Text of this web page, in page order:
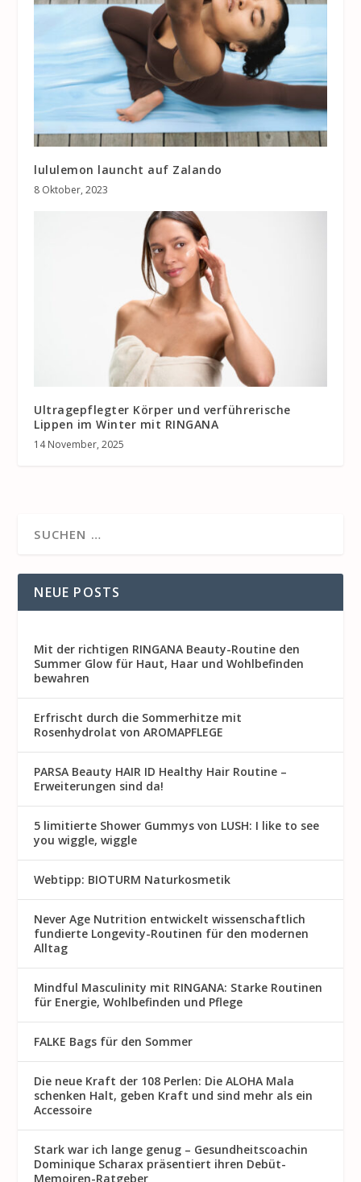
lululemon launcht auf Zalando
8 Oktober, 2023
Ultragepflegter Körper und verführerische
Lippen im Winter mit RINGANA
14 November, 2025
NEUE POSTS
Mit der richtigen RINGANA Beauty-Routine den
Summer Glow für Haut, Haar und Wohlbefinden
bewahren
Erfrischt durch die Sommerhitze mit
Rosenhydrolat von AROMAPFLEGE
PARSA Beauty HAIR ID Healthy Hair Routine –
Erweiterungen sind da!
5 limitierte Shower Gummys von LUSH: I like to see
you wiggle, wiggle
Webtipp: BIOTURM Naturkosmetik
Never Age Nutrition entwickelt wissenschaftlich
fundierte Longevity-Routinen für den modernen
Alltag
Mindful Masculinity mit RINGANA: Starke Routinen
für Energie, Wohlbefinden und Pflege
FALKE Bags für den Sommer
Die neue Kraft der 108 Perlen: Die ALOHA Mala
schenken Halt, geben Kraft und sind mehr als ein
Accessoire
Stark war ich lange genug – Gesundheitscoachin
Dominique Scharax präsentiert ihren Debüt-
Memoiren-Ratgeber